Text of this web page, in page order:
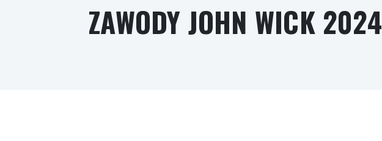
ZAWODY JOHN WICK 2024